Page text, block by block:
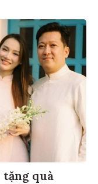
tặng quà